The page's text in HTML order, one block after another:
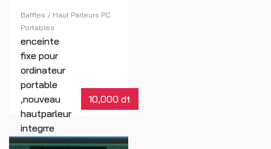
Baffles / Haut Parleurs PC
Portables
enceinte
fixe pour
ordinateur
portable
,nouveau
hautparleur
integrre
ASUS
10,000 dt